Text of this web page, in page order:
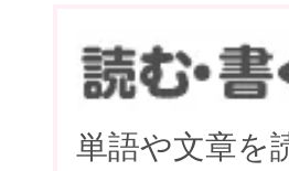
単語や文章を